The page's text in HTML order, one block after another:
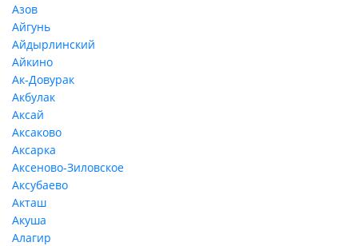
Азов
Айгунь
Айдырлинский
Айкино
Ак-Довурак
Акбулак
Аксай
Аксаково
Аксарка
Аксеново-Зиловское
Аксубаево
Акташ
Акуша
Алагир